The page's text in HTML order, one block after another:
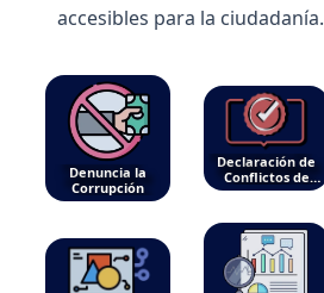
Denuncia la
Corrupción
Declaración de
Conflictos de
Interés
accesibles para la ciudadanía.